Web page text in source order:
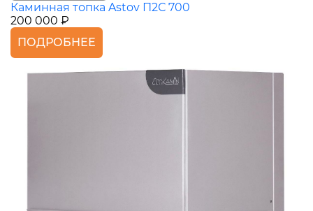
Каминная топка Astov П2С 700
200 000 ₽
ПОДРОБНЕЕ